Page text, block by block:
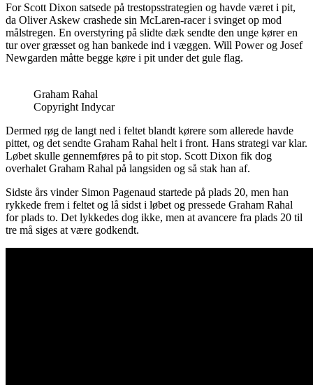
For Scott Dixon satsede på trestopsstrategien og havde været i pit,
da Oliver Askew crashede sin McLaren-racer i svinget op mod
målstregen. En overstyring på slidte dæk sendte den unge kører en
tur over græsset og han bankede ind i væggen. Will Power og Josef
Newgarden måtte begge køre i pit under det gule flag.
Graham Rahal
Copyright Indycar
Dermed røg de langt ned i feltet blandt kørere som allerede havde
pittet, og det sendte Graham Rahal helt i front. Hans strategi var klar.
Løbet skulle gennemføres på to pit stop. Scott Dixon fik dog
overhalet Graham Rahal på langsiden og så stak han af.
Sidste års vinder Simon Pagenaud startede på plads 20, men han
rykkede frem i feltet og lå sidst i løbet og pressede Graham Rahal
for plads to. Det lykkedes dog ikke, men at avancere fra plads 20 til
tre må siges at være godkendt.